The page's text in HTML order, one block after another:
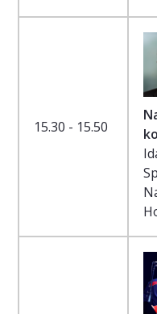
15.30 - 15.50